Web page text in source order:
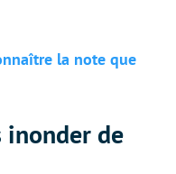
la note que
inonder de